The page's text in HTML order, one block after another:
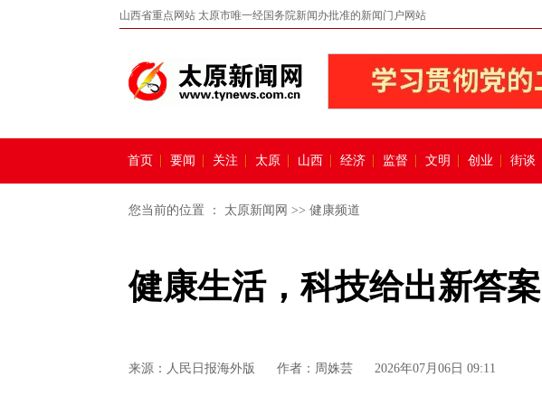
山西省重点网站 太原市唯一经国务院新闻办批准的新闻门户网站
首页 要闻 关注 太原 山西 经济 监督 文明 创业 街谈
您当前的位置 ： 太原新闻网 >> 健康频道
健康生活，科技给出新答案
来源： 人民日报海外版 作者：周姝芸 2026年07月06日 09:11